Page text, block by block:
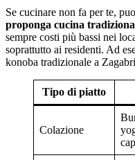
Se cucinare non fa per te,
proponga cucina
sempre costi più bassi nei
soprattutto ai residenti. Ad
konoba tradizionale a
Tipo di piatto
Colazione